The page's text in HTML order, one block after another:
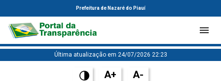
Prefeitura de Nazaré do Piauí
Última atualização em 24/07/2026 22:23
A+ A-